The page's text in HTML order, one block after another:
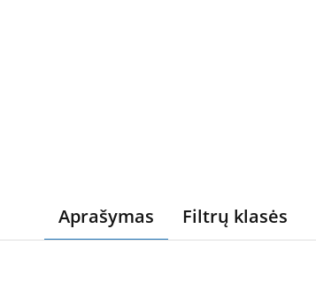
Aprašymas Filtrų klasės